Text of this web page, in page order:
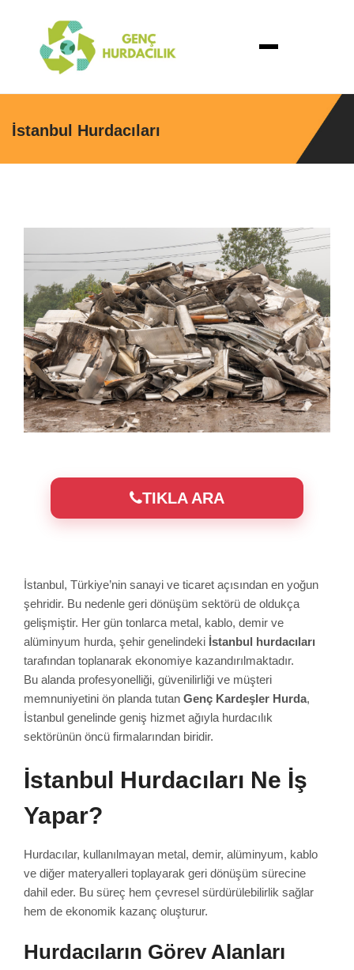
İstanbul Hurdacıları
TIKLA ARA
İstanbul, Türkiye’nin sanayi ve ticaret açısından en yoğun
şehridir. Bu nedenle geri dönüşüm sektörü de oldukça
gelişmiştir. Her gün tonlarca metal, kablo, demir ve
alüminyum hurda, şehir genelindeki İstanbul hurdacıları
tarafından toplanarak ekonomiye kazandırılmaktadır.
Bu alanda profesyonelliği, güvenilirliği ve müşteri
memnuniyetini ön planda tutan Genç Kardeşler Hurda,
İstanbul genelinde geniş hizmet ağıyla hurdacılık
sektörünün öncü firmalarından biridir.
İstanbul Hurdacıları Ne İş
Yapar?
Hurdacılar, kullanılmayan metal, demir, alüminyum, kablo
ve diğer materyalleri toplayarak geri dönüşüm sürecine
dahil eder. Bu süreç hem çevresel sürdürülebilirlik sağlar
hem de ekonomik kazanç oluşturur.
Hurdacıların Görev Alanları